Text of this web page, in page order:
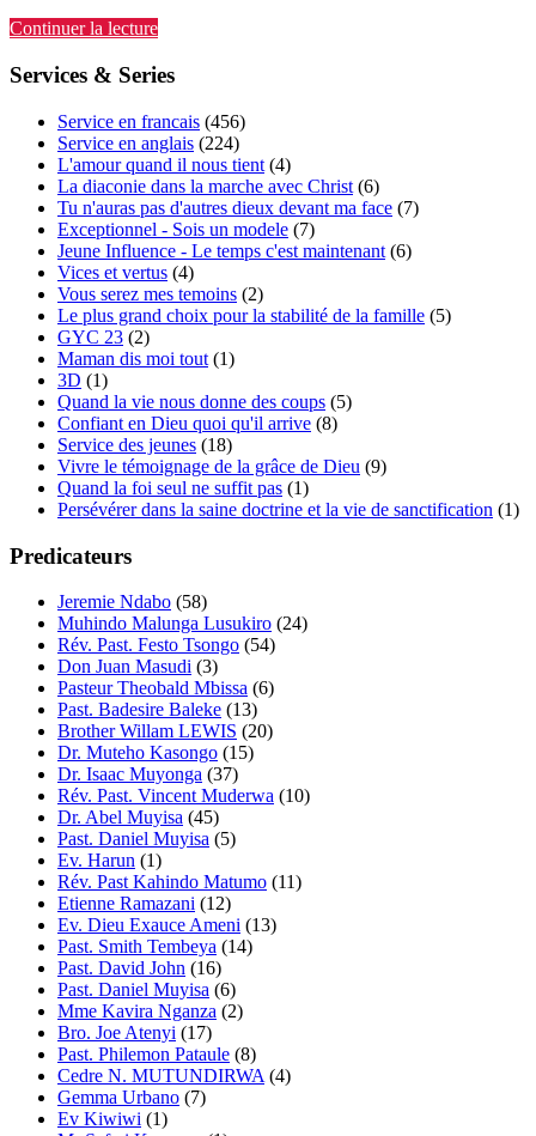
Continuer la lecture
Services & Series
Service en francais (456)
Service en anglais (224)
L'amour quand il nous tient (4)
La diaconie dans la marche avec Christ (6)
Tu n'auras pas d'autres dieux devant ma face (7)
Exceptionnel - Sois un modele (7)
Jeune Influence - Le temps c'est maintenant (6)
Vices et vertus (4)
Vous serez mes temoins (2)
Le plus grand choix pour la stabilité de la famille (5)
GYC 23 (2)
Maman dis moi tout (1)
3D (1)
Quand la vie nous donne des coups (5)
Confiant en Dieu quoi qu'il arrive (8)
Service des jeunes (18)
Vivre le témoignage de la grâce de Dieu (9)
Quand la foi seul ne suffit pas (1)
Persévérer dans la saine doctrine et la vie de sanctification (1)
Predicateurs
Jeremie Ndabo (58)
Muhindo Malunga Lusukiro (24)
Rév. Past. Festo Tsongo (54)
Don Juan Masudi (3)
Pasteur Theobald Mbissa (6)
Past. Badesire Baleke (13)
Brother Willam LEWIS (20)
Dr. Muteho Kasongo (15)
Dr. Isaac Muyonga (37)
Rév. Past. Vincent Muderwa (10)
Dr. Abel Muyisa (45)
Past. Daniel Muyisa (5)
Ev. Harun (1)
Rév. Past Kahindo Matumo (11)
Etienne Ramazani (12)
Ev. Dieu Exauce Ameni (13)
Past. Smith Tembeya (14)
Past. David John (16)
Past. Daniel Muyisa (6)
Mme Kavira Nganza (2)
Bro. Joe Atenyi (17)
Past. Philemon Pataule (8)
Cedre N. MUTUNDIRWA (4)
Gemma Urbano (7)
Ev Kiwiwi (1)